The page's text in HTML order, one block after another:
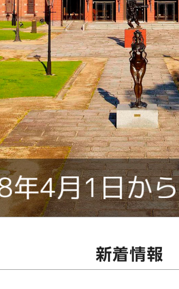
新着情報